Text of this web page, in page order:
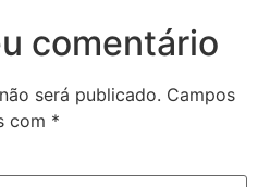
comentário
será publicado. Campos
com *